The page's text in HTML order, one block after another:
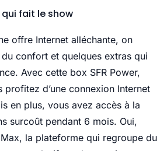
fait le show
offre Internet alléchante, on
du confort et quelques extras qui
Avec cette box SFR Power,
profitez d’une connexion Internet
en plus, vous avez accès à la
surcoût pendant 6 mois. Oui,
la plateforme qui regroupe du